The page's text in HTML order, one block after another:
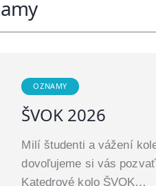
OZNAMY
ŠVOK 2026
Milí študenti a vážení
dovoľujeme si vás
Katedrové kolo ŠVOK…